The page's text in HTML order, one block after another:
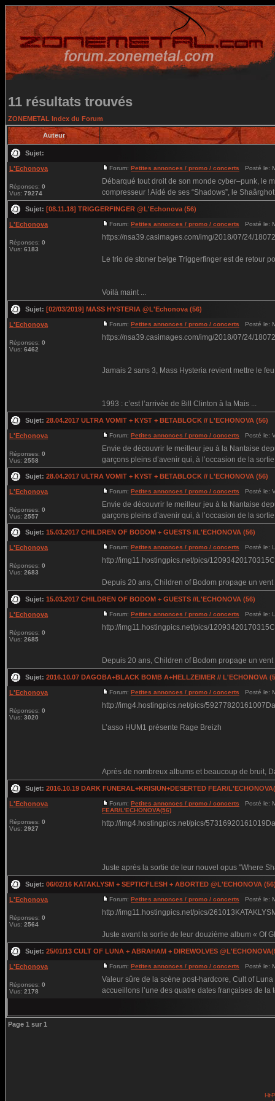
11 résultats trouvés
ZONEMETAL Index du Forum
Auteur
Sujet:
L'Echonova
Réponses: 0
Vus: 79274
Forum: Petites annonces / promo / concerts Posté le:
Débarqué tout droit de son monde cyber–punk, le
compresseur ! Aidé de ses “Shadows”, le
Sujet: [08.11.18] TRIGGERFINGER @L'Echonova (56)
L'Echonova
Réponses: 0
Vus: 6183
Forum: Petites annonces / promo / concerts Posté le:
https://nsa39.casimages.com/img/2018/07/24/
Le trio de stoner belge Triggerfinger est de retour
Voilà maint ...
Sujet: [02/03/2019] MASS HYSTERIA @L'Echonova (56)
L'Echonova
Réponses: 0
Vus: 6462
Forum: Petites annonces / promo / concerts Posté le:
https://nsa39.casimages.com/img/2018/07/24/
Jamais 2 sans 3, Mass Hysteria revient mettre le feu
1993 : c’est l’arrivée de Bill Clinton à la Mais ...
Sujet: 28.04.2017 ULTRA VOMIT + KYST + BETABLOCK // L'ECHONOVA (56)
L'Echonova
Réponses: 0
Vus: 2558
Forum: Petites annonces / promo / concerts Posté le:
Envie de découvrir le meilleur jeu à la Nantaise
garçons pleins d’avenir qui, à l’occasion de la
Sujet: 28.04.2017 ULTRA VOMIT + KYST + BETABLOCK // L'ECHONOVA (56)
L'Echonova
Réponses: 0
Vus: 2557
Forum: Petites annonces / promo / concerts Posté le:
Envie de découvrir le meilleur jeu à la Nantaise
garçons pleins d’avenir qui, à l’occasion de la
Sujet: 15.03.2017 CHILDREN OF BODOM + GUESTS //L'ECHONOVA (56)
L'Echonova
Réponses: 0
Vus: 2683
Forum: Petites annonces / promo / concerts Posté le:
http://img11.hostingpics.net/pics/
Depuis 20 ans, Children of Bodom propage un
Sujet: 15.03.2017 CHILDREN OF BODOM + GUESTS //L'ECHONOVA (56)
L'Echonova
Réponses: 0
Vus: 2685
Forum: Petites annonces / promo / concerts Posté le:
http://img11.hostingpics.net/pics/
Depuis 20 ans, Children of Bodom propage un
Sujet: 2016.10.07 DAGOBA+BLACK BOMB A+HELLZEIMER // L'ECHONOVA
L'Echonova
Réponses: 0
Vus: 3020
Forum: Petites annonces / promo / concerts Posté le:
http://img4.hostingpics.net/pics/
L’asso HUM1 présente Rage Breizh
Après de nombreux albums et beaucoup de bruit,
Sujet: 2016.10.19 DARK FUNERAL+KRISIUN+DESERTED FEAR/
L'Echonova
Réponses: 0
Vus: 2927
Forum: Petites annonces / promo / concerts Posté le:
FEAR/L'ECHONOVA(56)
http://img4.hostingpics.net/pics/
Juste après la sortie de leur nouvel opus "Where
Sujet: 06/02/16 KATAKLYSM + SEPTICFLESH + ABORTED @L'ECHONOVA
L'Echonova
Réponses: 0
Vus: 2564
Forum: Petites annonces / promo / concerts Posté le:
http://img11.hostingpics.net/pics/
Juste avant la sortie de leur douzième album « Of
Sujet: 25/01/13 CULT OF LUNA + ABRAHAM + DIREWOLVES
L'Echonova
Réponses: 0
Vus: 2178
Forum: Petites annonces / promo / concerts Posté le:
Valeur sûre de la scène post-hardcore, Cult of
accueillons l’une des quatre dates françaises de la
Page 1 sur 1